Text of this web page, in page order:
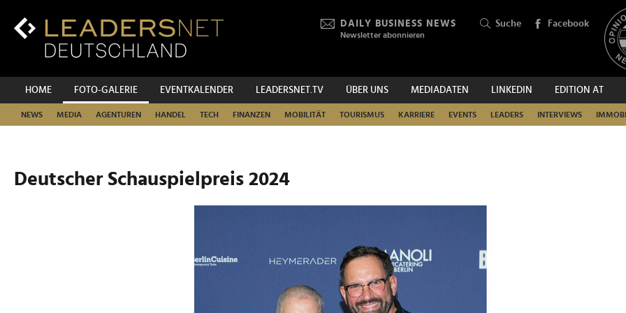
Inhalt
Hauptnavigation
DAILY BUSINESS NEWS
Newsletter abonnieren
Suche Facebook
HOME FOTO-GALERIE EVENTKALENDER LEADERSNET.TV ÜBER UNS MEDIADATEN LINKEDIN EDITION AT
NEWS MEDIA AGENTUREN HANDEL TECH FINANZEN MOBILITÄT TOURISMUS KARRIERE EVENTS LEADERS INTERVIEWS
SUCHEN
Deutscher Schauspielpreis 2024